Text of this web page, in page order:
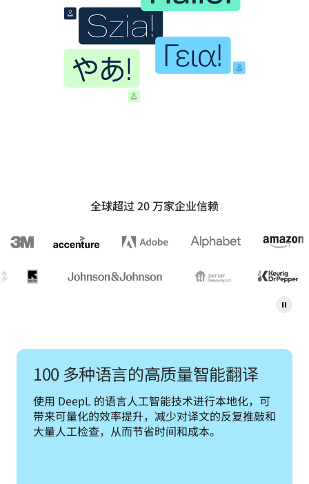
全球超过 20 万家企业信赖
100 多种语言的高质量智能翻译
使用 DeepL 的语言人工智能技术进行本地化，可
带来可量化的效率提升，减少对译文的反复推敲和
大量人工检查，从而节省时间和成本。